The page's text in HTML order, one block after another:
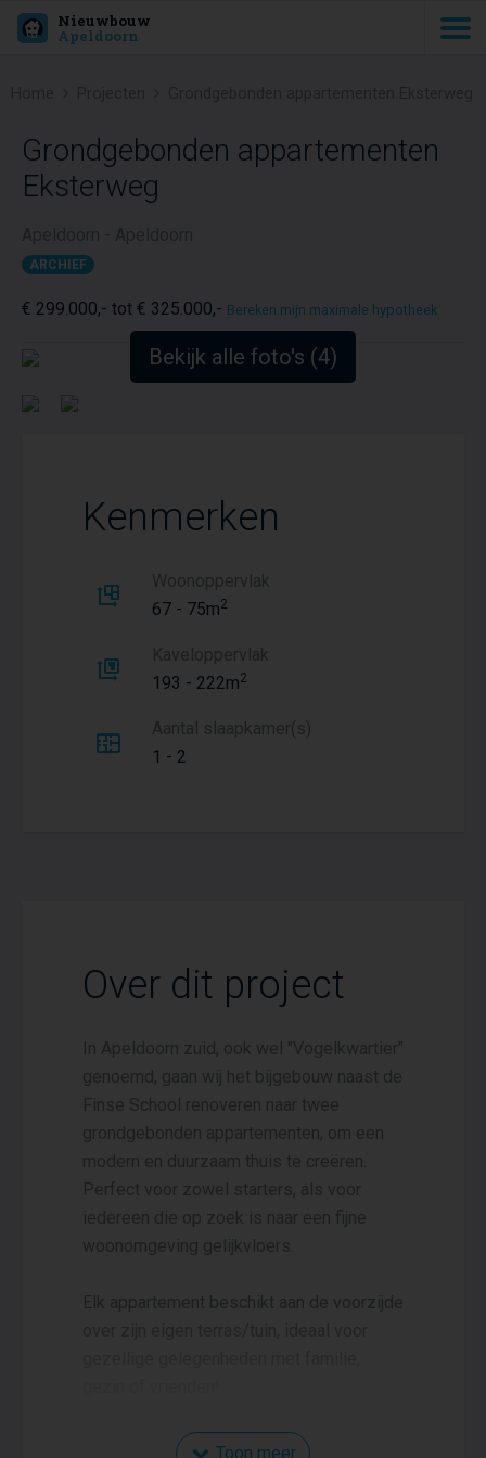
Nieuwbouw
Apeldoorn
Grondgebonden appartementen
Eksterweg
ARCHIEF
€ 299.000,- tot € 325.000,- Bereken mijn maximale hypotheek
Bekijk alle foto's (4)
Kenmerken
Woonoppervlak
67 - 75m2
Kaveloppervlak
193 - 222m2
Aantal slaapkamer(s)
1 - 2
Over dit project
In Apeldoorn zuid, ook wel "Vogelkwartier"
genoemd, gaan wij het bijgebouw naast de
Finse School renoveren naar twee
grondgebonden appartementen, om een
modern en duurzaam thuis te creëren.
Perfect voor zowel starters, als voor
iedereen die op zoek is naar een fijne
woonomgeving gelijkvloers.
Elk appartement beschikt aan de voorzijde
eigen parkeergelegenheid voor de deur
Toon meer